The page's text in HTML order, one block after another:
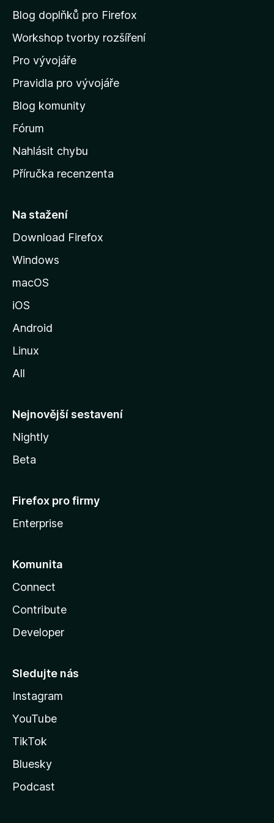
n
d
o
m
v
s
k
u
t
á
n
k
M
o
z
l
y
Blog doplňků pro Firefox
Workshop tvorby rozšíření
Pro vývojáře
Pravidla pro vývojáře
Blog komunity
Fórum
Nahlásit chybu
Příručka recenzenta
Na stažení
Download Firefox
Windows
macOS
iOS
Android
Linux
All
Nejnovější sestavení
Nightly
Beta
Firefox pro firmy
Enterprise
Komunita
Connect
Contribute
Developer
Sledujte nás
Instagram
YouTube
TikTok
Bluesky
Podcast